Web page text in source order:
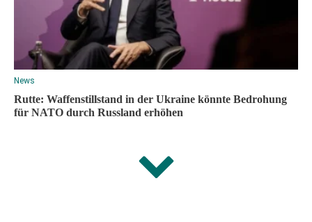
News
Rutte: Waffenstillstand in der Ukraine könnte Bedrohung
für NATO durch Russland erhöhen